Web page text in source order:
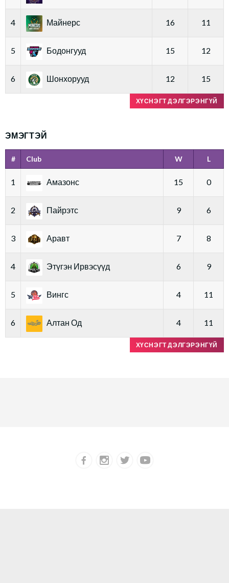
4 Майнерс 16 11
5 Бодонгууд 15 12
6 Шонхорууд 12 15
ХҮСНЭГТ ДЭЛГЭРЭНГҮЙ
ЭМЭГТЭЙ
# Club W L
1 Амазонс 15 0
2 Пайрэтс 9 6
3 Аравт 7 8
4 Этүгэн Ирвэсүүд 6 9
5 Вингс 4 11
6 Алтан Од 4 11
ХҮСНЭГТ ДЭЛГЭРЭНГҮЙ